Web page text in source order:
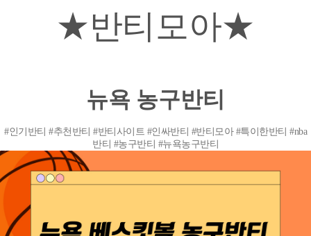
★반티모아★
뉴욕 농구반티
#인기반티 #추천반티 #반티사이트 #인싸반티 #반티모아 #특이한반티 #nba
반티 #농구반티 #뉴욕농구반티